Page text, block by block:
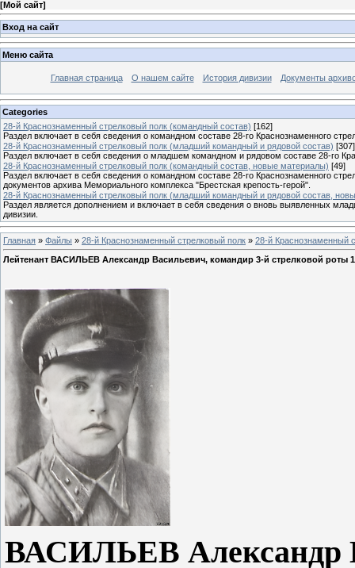
[Мой сайт]
Вход на сайт
Меню сайта
Главная страница О нашем сайте История дивизии Документы
Categories
28-й Краснознаменный стрелковый полк (командный состав) [162]
Раздел включает в себя сведения о командном составе 28-го Краснознаменного
28-й Краснознаменный стрелковый полк (младший командный и рядовой состав) [307]
Раздел включает в себя сведения о младшем командном и рядовом составе 28-го
28-й Краснознаменный стрелковый полк (командный состав, новые материалы) [49]
Раздел включает в себя сведения о командном составе 28-го Краснознаменного
документов архива Мемориального комплекса "Брестская крепость-герой".
28-й Краснознаменный стрелковый полк (младший командный и рядовой состав,
Раздел является дополнением и включает в себя сведения о вновь выявленных
дивизии.
Главная » Файлы » 28-й Краснознаменный стрелковый полк » 28-й Краснознаменный
Лейтенант ВАСИЛЬЕВ Александр Васильевич, командир 3-й стрелковой роты
ВАСИЛЬЕВ Александр